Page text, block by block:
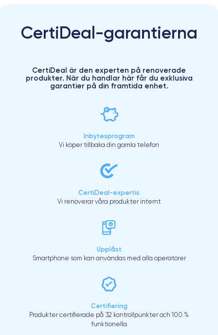
CertiDeal-garantierna
CertiDeal är den experten på renoverade
produkter. När du handlar här får du exklusiva
garantier på din framtida enhet.
Inbytesprogram
Vi köper tillbaka din gamla telefon
CertiDeal-expertis
Vi renoverar våra produkter internt
Upplåst
Smartphone som kan användas med alla operatörer
Certifiering
Produkter certifierade på 32 kontrollpunkter och 100 %
funktionella